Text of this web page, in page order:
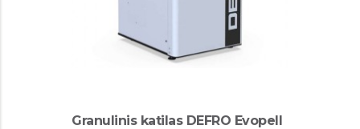
Granulinis katilas DEFRO Evopell